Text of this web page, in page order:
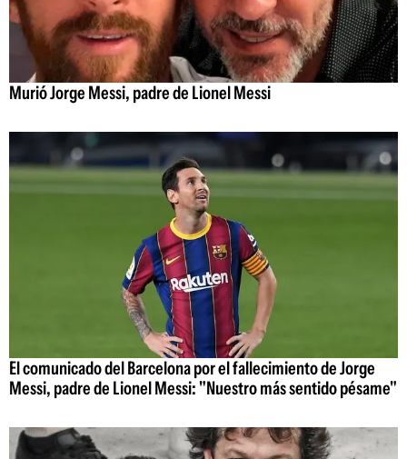
Murió Jorge Messi, padre de Lionel Messi
El comunicado del Barcelona por el fallecimiento de Jorge
Messi, padre de Lionel Messi: "Nuestro más sentido pésame"